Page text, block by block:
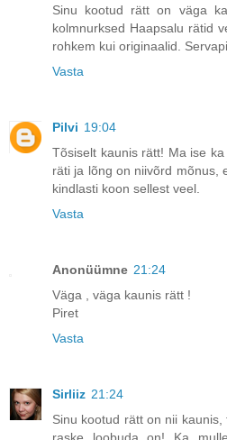
Sinu kootud rätt on väga
kolmnurksed Haapsalu rätid
rohkem kui originaalid.
Vasta
Pilvi 19:04
Tõsiselt kaunis rätt! Ma ise
räti ja lõng on niivõrd mõnus,
kindlasti koon sellest veel.
Vasta
Anonüümne 21:24
Väga , väga kaunis rätt !
Piret
Vasta
Sirliiz 21:24
Sinu kootud rätt on nii